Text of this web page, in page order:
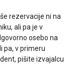
rezervacije ni na
ali pa je v
osebo na
pa, v primeru
pišite izvajalcu